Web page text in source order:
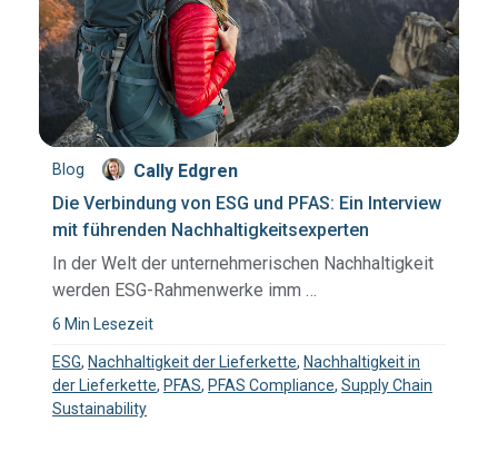
Blog
Cally Edgren
Die Verbindung von ESG und PFAS: Ein Interview
mit führenden Nachhaltigkeitsexperten
In der Welt der unternehmerischen Nachhaltigkeit
werden ESG-Rahmenwerke imm …
6 Min Lesezeit
ESG, Nachhaltigkeit der Lieferkette, Nachhaltigkeit in
der Lieferkette, PFAS, PFAS Compliance,Supply Chain
Sustainability